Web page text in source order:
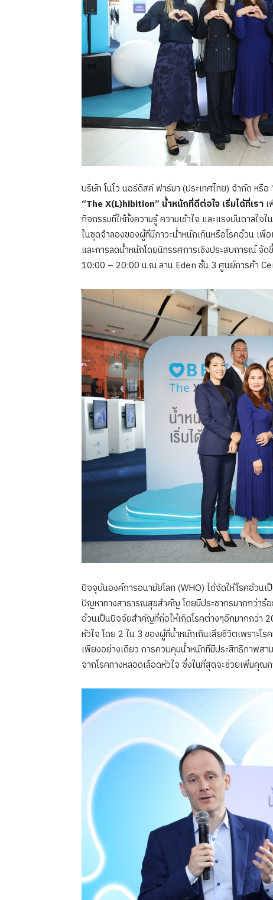
บริษัท โนโว นอร์ดิสค์ ฟาร์มา (ประเทศไทย) จำกัด หรื
“The X(L)hibition” น้ำหนักที่ดีต่อใจ เริ่มได้ที่เรา
กิจกรรมที่ให้ทั้งความรู้ ความเข้าใจ และแรงบันดาลใ
ในชุดจำลองของผู้ที่มีภาวะน้ำหนักเกินหรือโรคอ้วน เ
และการลดน้ำหนักโดยนิทรรศการเชิงประสบการณ์
10:00 – 20:00 น.ณ ลาน Eden ชั้น 3 ศูนย์การค้า
ปัจจุบันองค์การอนามัยโลก (WHO) ได้จัดให้โรคอ้วนเ
ปัญหาทางสาธารณสุขสำคัญ โดยมีประชากรมากกว่าร้
อ้วนเป็นปัจจัยสำคัญที่ก่อให้เกิดโรคต่างๆอีกมากกว่า
หัวใจ โดย 2 ใน 3 ของผู้ที่น้ำหนักเกินเสียชีวิตเพราะโร
เพียงอย่างเดียว การควบคุมน้ำหนักที่มีประสิทธิภาพส
จากโรคทางหลอดเลือดหัวใจ ซึ่งในที่สุดจะช่วยเพิ่มคุ